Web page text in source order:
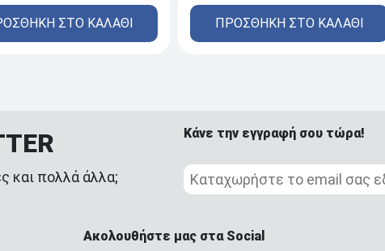
ΣΤΟ ΚΑΛΑΘΙ ΠΡΟΣΘΗΚΗ ΣΤΟ ΚΑΛΑΘΙ
και πολλά άλλα;
Κάνε την εγγραφή σου τώρα!
Ακολουθήστε μας στα Social